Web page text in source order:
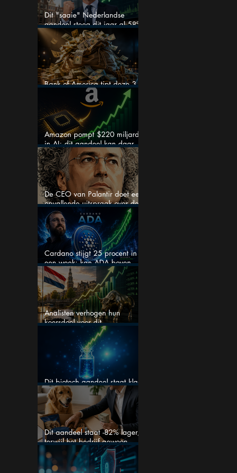
Dit "saaie" Nederlandse
aandeel steeg dit jaar al 58%
en wordt volgens analisten
onderschat
Bank of America tipt deze 3
chipaandelen
Amazon pompt $220 miljard
in AI: dit aandeel kan daar
explosief van profiteren
De CEO van Palantir doet een
opvallende uitspraak over de
beurs
Cardano stijgt 25 procent in
een week: kan ADA boven
$0,20 blijven?
Analisten verhogen hun
koersdoel voor dit
Nederlandse aandeel — maar
is het al te laat om in te
stappen?
Dit biotech aandeel staat klaar
voor een flinke rally
Dit aandeel staat -82% lager,
terwijl het bedrijf gewoon
groeit